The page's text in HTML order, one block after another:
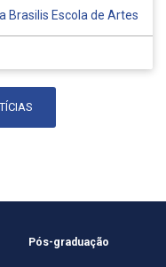
Brasilis Escola de Artes
Pós-graduação